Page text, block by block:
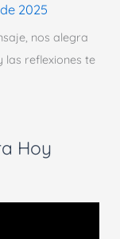
2025
nos alegra
las reflexiones te
Hoy